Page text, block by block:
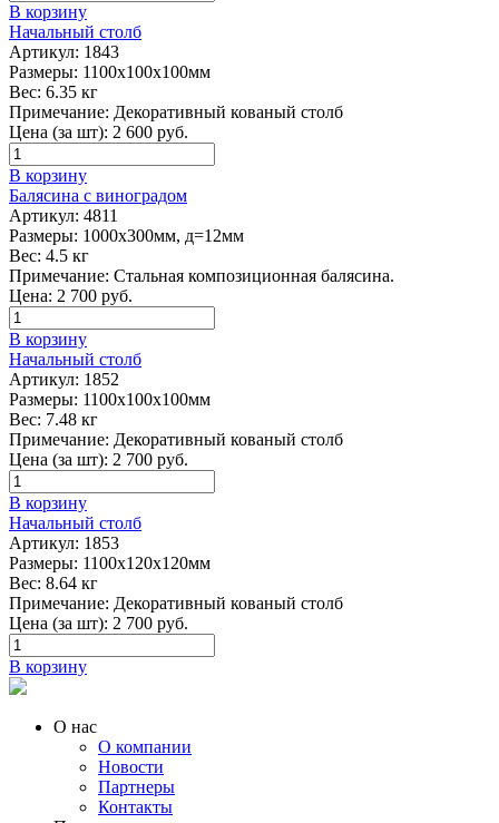
В корзину
Начальный столб
Артикул: 1843
Размеры: 1100х100х100мм
Вес: 6.35 кг
Примечание: Декоративный кованый столб
Цена (за шт): 2 600 руб.
В корзину
Балясина с виноградом
Артикул: 4811
Размеры: 1000х300мм, д=12мм
Вес: 4.5 кг
Примечание: Стальная композиционная балясина.
Цена: 2 700 руб.
В корзину
Начальный столб
Артикул: 1852
Размеры: 1100х100х100мм
Вес: 7.48 кг
Примечание: Декоративный кованый столб
Цена (за шт): 2 700 руб.
В корзину
Начальный столб
Артикул: 1853
Размеры: 1100х120х120мм
Вес: 8.64 кг
Примечание: Декоративный кованый столб
Цена (за шт): 2 700 руб.
В корзину
О нас
О компании
Новости
Партнеры
Контакты